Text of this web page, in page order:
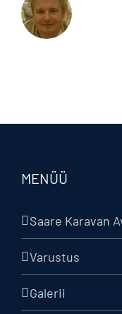
MENÜÜ
Saare Karavan
Varustus
Galerii